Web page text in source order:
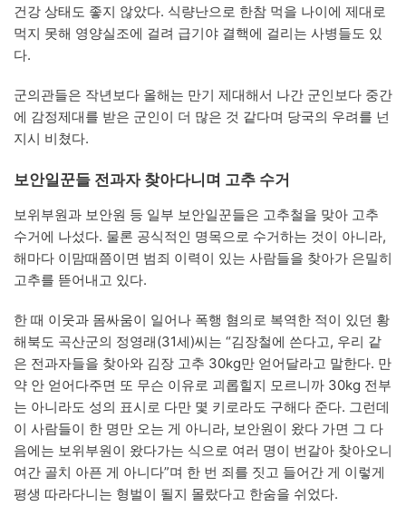
건강 상태도 좋지 않았다. 식량난으로 한참 먹을 나이에 제대로
먹지 못해 영양실조에 걸려 급기야 결핵에 걸리는 사병들도 있
다.
군의관들은 작년보다 올해는 만기 제대해서 나간 군인보다 중간
에 감정제대를 받은 군인이 더 많은 것 같다며 당국의 우려를 넌
지시 비쳤다.
보안일꾼들 전과자 찾아다니며 고추 수거
보위부원과 보안원 등 일부 보안일꾼들은 고추철을 맞아 고추
수거에 나섰다. 물론 공식적인 명목으로 수거하는 것이 아니라,
해마다 이맘때쯤이면 범죄 이력이 있는 사람들을 찾아가 은밀히
고추를 뜯어내고 있다.
한 때 이웃과 몸싸움이 일어나 폭행 혐의로 복역한 적이 있던 황
해북도 곡산군의 정영래(31세)씨는 “김장철에 쓴다고, 우리 같
은 전과자들을 찾아와 김장 고추 30kg만 얻어달라고 말한다. 만
약 안 얻어다주면 또 무슨 이유로 괴롭힐지 모르니까 30kg 전부
는 아니라도 성의 표시로 다만 몇 키로라도 구해다 준다. 그런데
이 사람들이 한 명만 오는 게 아니라, 보안원이 왔다 가면 그 다
음에는 보위부원이 왔다가는 식으로 여러 명이 번갈아 찾아오니
여간 골치 아픈 게 아니다”며 한 번 죄를 짓고 들어간 게 이렇게
평생 따라다니는 형벌이 될지 몰랐다고 한숨을 쉬었다.